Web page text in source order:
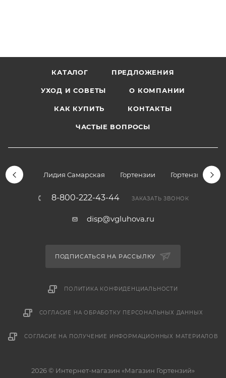
КАТАЛОГ ПРЕДЛОЖЕНИЯ
УХОД И СОВЕТЫ О КОМПАНИИ
КАК КУПИТЬ КОНТАКТЫ
ЧАСТЫЕ ВОПРОСЫ
Лидия Самарская Гортензии Гортензии
8-800-222-43-44 ЗАКАЗАТЬ ЗВОНОК
disp@vgluhova.ru
ПОДПИСАТЬСЯ НА РАССЫЛКУ
ПОЛИТИКА КОНФИДЕНЦИАЛЬНОСТИ
СОГЛАСИЕ НА ОБРАБОТКУ ПЕРСОНАЛЬНЫХ ДАННЫХ
СОГЛАСИЕ НА ПОЛУЧЕНИЕ ИНФОРМАЦИОННЫХ МАТЕРИАЛОВ
2026 © Интернет-магазин «Магазин Гортензий»